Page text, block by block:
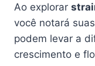
Ao explorar
você notará
podem levar a
crescimento e